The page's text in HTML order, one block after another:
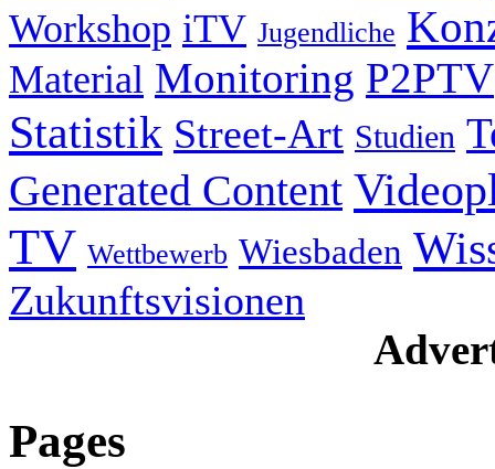
Workshop iTV Jugendliche
Material Monitoring P2PTV
Statistik Street-Art Studien
Generated Content
TV Wettbewerb Wiesbaden
Zukunftsvisionen
Pages